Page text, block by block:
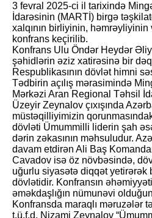
3 fevral 2025-ci il tarixində
İdarəsinin (MARTİ) birgə
xalqının birliyinin,
konfrans keçirilib.
Konfrans Ulu Öndər Heydər
şəhidlərin əziz xatirəsinə bir
Respublikasının dövlət himni
Tədbirin açılış mərasimində
Mərkəzi Aran Regional Təhsil
Üzeyir Zeynalov çıxışında
müstəqilliyimizin
dövləti Ümummilli liderin şah
dərin zəkasının məhsuludur.
davam etdirən Ali Baş
Cavadov isə öz növbəsində,
uğurlu siyasətə diqqət
dövlətidir. Konfransın
əməkdaşlığın nümunəvi
Konfransda maraqlı məruzələr
t.ü.f.d. Nizami Zeynalov